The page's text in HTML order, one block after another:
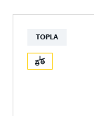
TOPLA